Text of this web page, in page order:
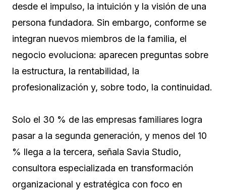
desde el impulso, la intuición y la visión de una
persona fundadora. Sin embargo, conforme se
integran nuevos miembros de la familia, el
negocio evoluciona: aparecen preguntas sobre
la estructura, la rentabilidad, la
profesionalización y, sobre todo, la continuidad.
Solo el 30 % de las empresas familiares logra
pasar a la segunda generación, y menos del 10
% llega a la tercera, señala Savia Studio,
consultora especializada en transformación
organizacional y estratégica con foco en